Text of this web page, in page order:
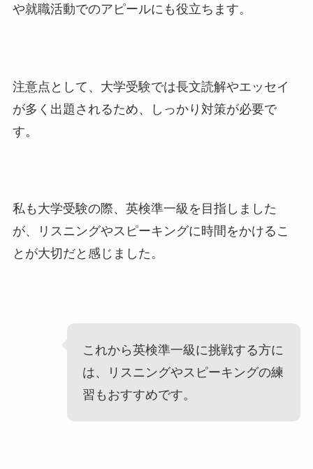
や就職活動でのアピールにも役立ちます。
注意点として、大学受験では長文読解やエッセイ
が多く出題されるため、しっかり対策が必要で
す。
私も大学受験の際、英検準一級を目指しました
が、リスニングやスピーキングに時間をかけるこ
とが大切だと感じました。
これから英検準一級に挑戦する方に
は、リスニングやスピーキングの練
習もおすすめです。